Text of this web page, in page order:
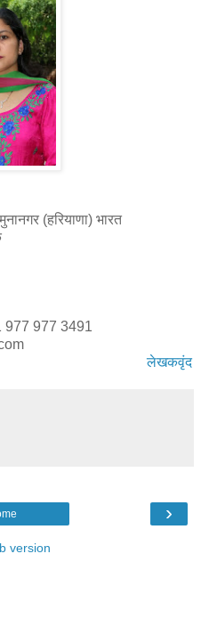
(हरियाणा) भारत
977 977 3491
लेखकवृंद
›
version